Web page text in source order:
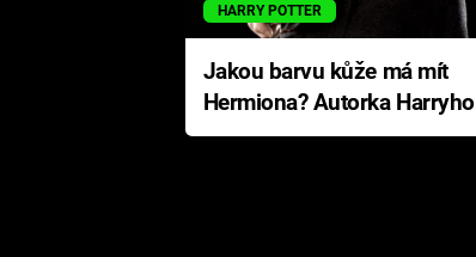
HARRY POTTER
Jakou barvu kůže má mít
Hermiona? Autorka Harryho
Pottera přišla s ráznou